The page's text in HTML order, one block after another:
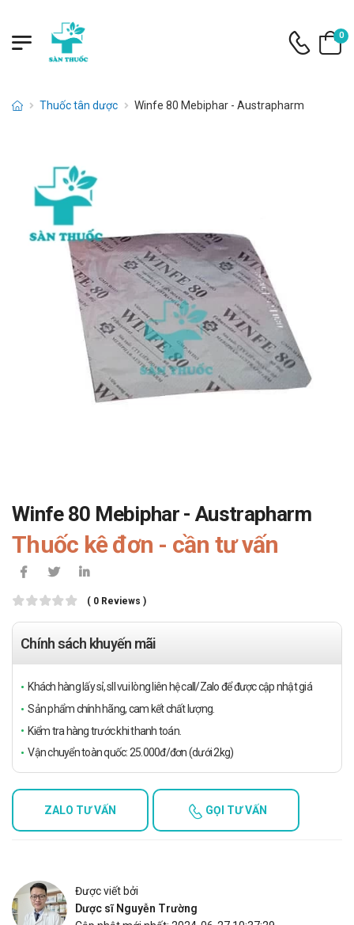
0
Thuốc tân dược Winfe 80 Mebiphar - Austrapharm
Winfe 80 Mebiphar - Austrapharm
Thuốc kê đơn - cần tư vấn
( 0 Reviews )
Chính sách khuyến mãi
Khách hàng lấy sỉ, sll vui lòng liên hệ call/Zalo để được cập nhật giá
Sản phẩm chính hãng, cam kết chất lượng.
Kiểm tra hàng trước khi thanh toán.
Vận chuyển toàn quốc: 25.000đ/đơn (dưới 2kg)
ZALO TƯ VẤN GỌI TƯ VẤN
Được viết bởi
Dược sĩ Nguyễn Trường